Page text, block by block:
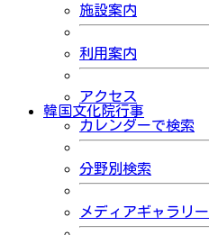
施設案内
利用案内
アクセス
韓国文化院行事
カレンダーで検索
分野別検索
メディアギャラリー